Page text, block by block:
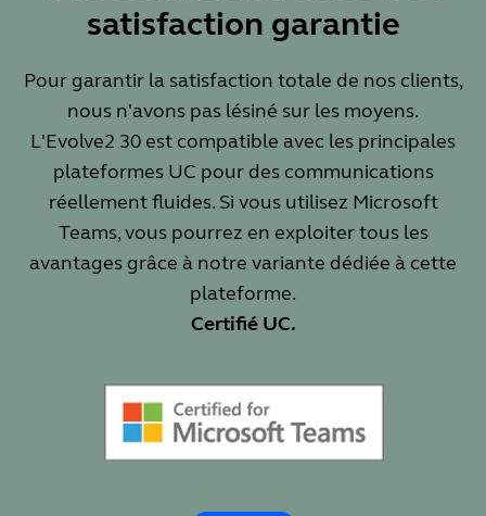
satisfaction garantie
Pour garantir la satisfaction totale de nos clients,
nous n'avons pas lésiné sur les moyens.
L'Evolve2 30 est compatible avec les principales
plateformes UC pour des communications
réellement fluides. Si vous utilisez Microsoft
Teams, vous pourrez en exploiter tous les
avantages grâce à notre variante dédiée à cette
plateforme.
Certifié UC.